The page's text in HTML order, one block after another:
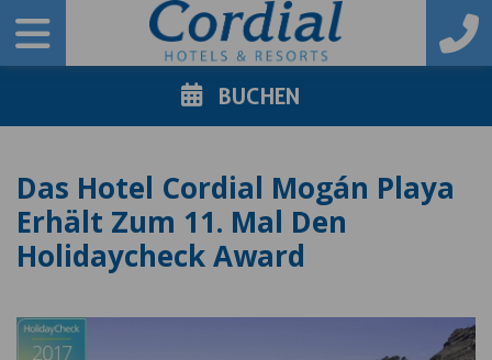
BUCHEN
Das Hotel Cordial Mogán Playa
Erhält Zum 11. Mal Den
Holidaycheck Award